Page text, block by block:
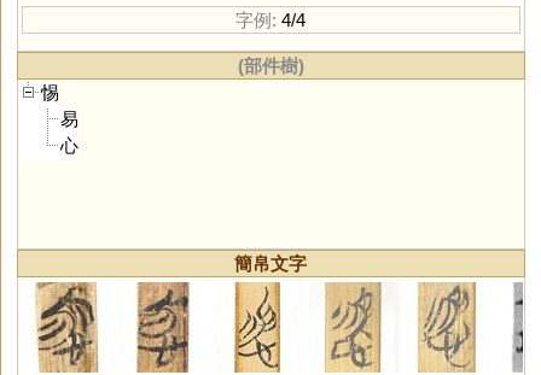
字例: 4/4
(部件樹)
惕
易
心
簡帛文字